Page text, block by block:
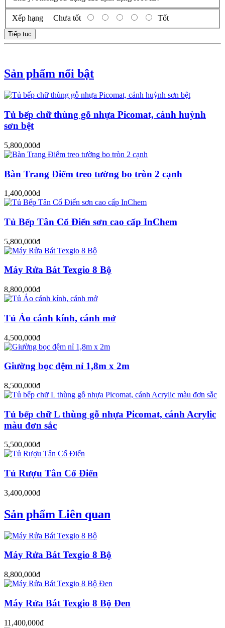
Xếp hạng Chưa tốt Tốt
Tiếp tục
Sản phẩm nổi bật
Tủ bếp chữ thùng gỗ nhựa Picomat, cánh huỳnh
sơn bệt
5,800,000đ
Bàn Trang Điểm treo tường bo tròn 2 cạnh
1,400,000đ
Tủ Bếp Tân Cổ Điển sơn cao cấp InChem
5,800,000đ
Máy Rửa Bát Texgio 8 Bộ
8,800,000đ
Tủ Áo cánh kính, cánh mở
4,500,000đ
Giường bọc đệm nỉ 1,8m x 2m
8,500,000đ
Tủ bếp chữ L thùng gỗ nhựa Picomat, cánh Acrylic
màu đơn sắc
5,500,000đ
Tủ Rượu Tân Cổ Điển
3,400,000đ
Sản phẩm Liên quan
Máy Rửa Bát Texgio 8 Bộ
8,800,000đ
Máy Rửa Bát Texgio 8 Bộ Đen
11,400,000đ